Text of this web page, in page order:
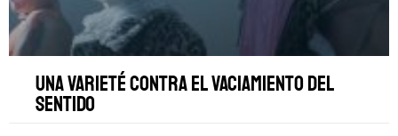
Una varieté contra el vaciamiento del
sentido